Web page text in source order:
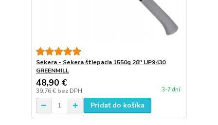
Sekera - Sekera štiepacia 1550g 28'' UP9430
GREENMILL
48,90 €
39,76 € bez DPH 3-7 dní
Pridať do košíka